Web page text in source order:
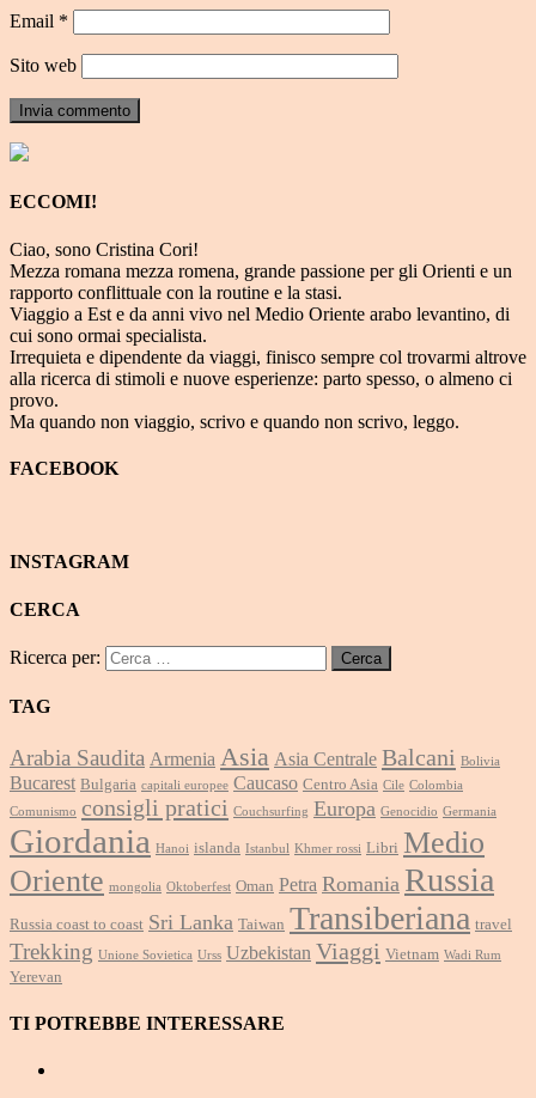
Email *
Sito web
ECCOMI!
Ciao, sono Cristina Cori!
Mezza romana mezza romena, grande passione per gli Orienti e un
rapporto conflittuale con la routine e la stasi.
Viaggio a Est e da anni vivo nel Medio Oriente arabo levantino, di
cui sono ormai specialista.
Irrequieta e dipendente da viaggi, finisco sempre col trovarmi altrove
alla ricerca di stimoli e nuove esperienze: parto spesso, o almeno ci
provo.
Ma quando non viaggio, scrivo e quando non scrivo, leggo.
FACEBOOK
INSTAGRAM
CERCA
Ricerca per:
TAG
Arabia Saudita Armenia Asia Asia Centrale Balcani Bolivia
Bucarest Bulgaria capitali europee Caucaso Centro Asia Cile Colombia
Comunismo consigli pratici Couchsurfing Europa Genocidio Germania
Giordania Hanoi islanda Istanbul Khmer rossi Libri Medio
Oriente mongolia Oktoberfest Oman Petra Romania Russia
Russia coast to coast Sri Lanka Taiwan Transiberiana travel
Trekking Unione Sovietica Urss Uzbekistan Viaggi Vietnam Wadi Rum
Yerevan
TI POTREBBE INTERESSARE